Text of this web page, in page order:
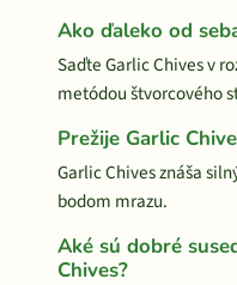
Ako ďaleko od
Saďte Garlic Chives v
metódou štvorcového
Prežije Garlic
Garlic Chives znáša
bodom mrazu.
Aké sú dobré
Chives?